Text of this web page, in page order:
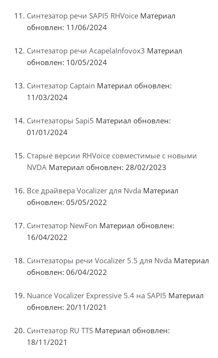
Синтезатор речи SAPI5 RHVoice Материал
обновлен: 11/06/2024
Синтезатор речи AcapelaInfovox3 Материал
обновлен: 10/05/2024
Синтезатор Captain Материал обновлен:
11/03/2024
Синтезаторы Sapi5 Материал обновлен:
01/01/2024
Старые версии RHVoice совместимые с новыми
NVDA Материал обновлен: 28/02/2023
Все драйвера Vocalizer для Nvda Материал
обновлен: 05/05/2022
Синтезатор NewFon Материал обновлен:
16/04/2022
Синтезаторы речи Vocalizer 5.5 для Nvda Материал
обновлен: 06/04/2022
Nuance Vocalizer Expressive 5.4 на SAPI5 Материал
обновлен: 20/11/2021
Синтезатор RU TTS Материал обновлен:
18/11/2021